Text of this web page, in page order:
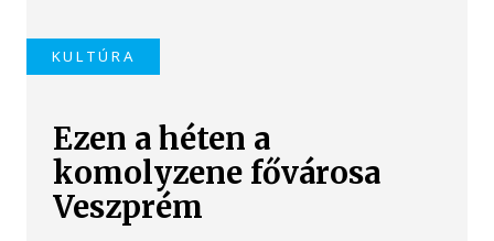
KULTÚRA
Ezen a héten a
komolyzene fővárosa
Veszprém